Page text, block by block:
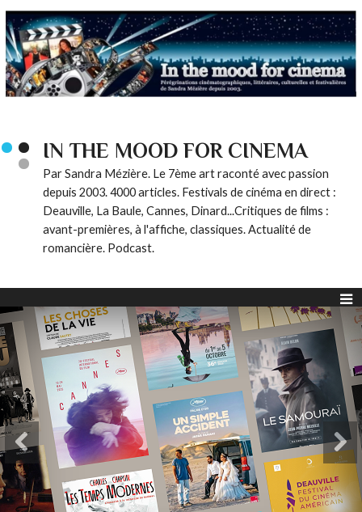
IN THE MOOD FOR CINEMA
Par Sandra Mézière. Le 7ème art raconté avec passion
depuis 2003. 4000 articles. Festivals de cinéma en direct :
Deauville, La Baule, Cannes, Dinard...Critiques de films :
avant-premières, à l'affiche, classiques. Actualité de
romancière. Podcast.